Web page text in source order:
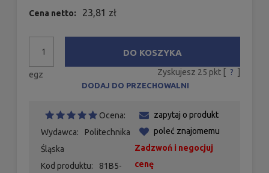
Cena netto: 23,81 zł
egz
DO KOSZYKA
Zyskujesz 25 pkt [ ? ]
DODAJ DO PRZECHOWALNI
Ocena:
Wydawca:
Politechnika
Śląska
Kod produktu:
81B5-
zapytaj o produkt
poleć znajomemu
Zadzwoń i negocjuj
cenę